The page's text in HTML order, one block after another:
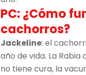
PC: ¿Cómo
cachorros?
Jackeline: el
año de vida. La
no tiene cura, la